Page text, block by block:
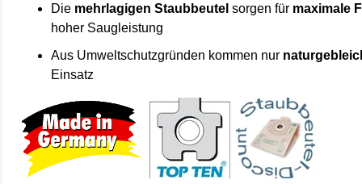
Die mehrlagigen Staubbeutel sorgen für maximale
hoher Saugleistung
Aus Umweltschutzgründen kommen nur
Einsatz